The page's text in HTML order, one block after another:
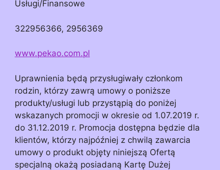
Usługi/Finansowe
322956366, 2956369
www.pekao.com.pl
Uprawnienia będą przysługiwały członkom
rodzin, którzy zawrą umowy o poniższe
produkty/usługi lub przystąpią do poniżej
wskazanych promocji w okresie od 1.07.2019 r.
do 31.12.2019 r. Promocja dostępna będzie dla
klientów, którzy najpóźniej z chwilą zawarcia
umowy o produkt objęty niniejszą Ofertą
specjalną okażą posiadaną Kartę Dużej